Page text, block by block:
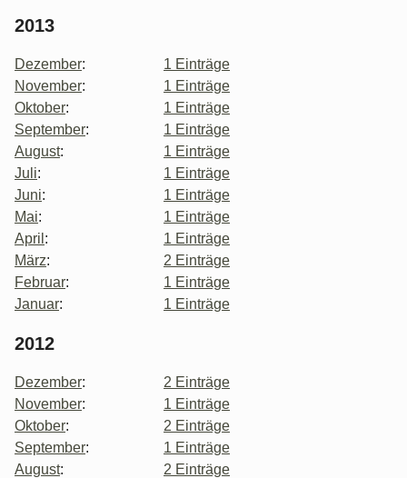
2013
Dezember:
1 Einträge
November:
1 Einträge
Oktober:
1 Einträge
September:
1 Einträge
August:
1 Einträge
Juli:
1 Einträge
Juni:
1 Einträge
Mai:
1 Einträge
April :
1 Einträge
März:
2 Einträge
Februar:
1 Einträge
Januar: 1 Einträge
2012
Dezember:
2 Einträge
November:
1 Einträge
Oktober:
2 Einträge
September:
1 Einträge
August:
2 Einträge